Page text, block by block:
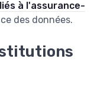
à l'assurance-
des données.